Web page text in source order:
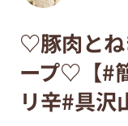
♡豚肉とね
ープ♡【#
リ辛#具沢